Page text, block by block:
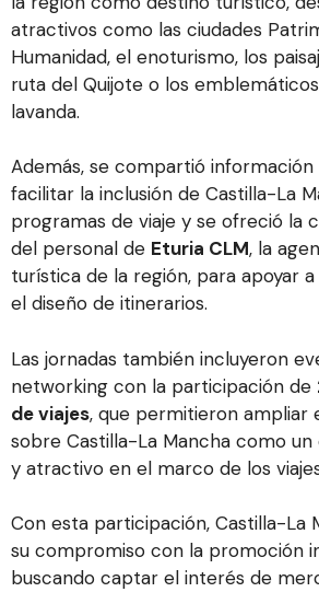
atractivos como las ciudades
Humanidad, el enoturismo, los
ruta del Quijote o los
lavanda.
Además, se compartió
facilitar la inclusión de Castilla-La
programas de viaje y se ofreció la
del personal de Eturia CLM, la
turística de la región, para apoyar
el diseño de itinerarios.
Las jornadas también incluyeron
networking con la participación de
de viajes, que permitieron ampliar
sobre Castilla-La Mancha como
y atractivo en el marco de los
Con esta participación, Castilla-La
su compromiso con la promoción
buscando captar el interés de